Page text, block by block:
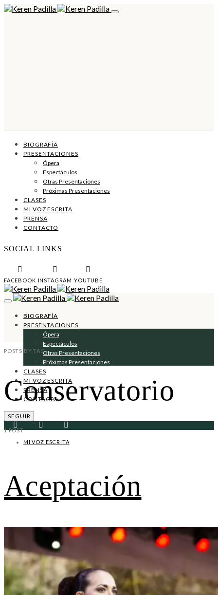
BIOGRAFÍA
PRESENTACIONES
Ópera
Espectáculos
Otras Presentaciones
Próximas Presentaciones
CLASES
MI VOZ ESCRITA
PRENSA
CONTACTO
SOCIAL LINKS
FACEBOOK INSTAGRAM YOUTUBE
BIOGRAFÍA
PRESENTACIONES
Ópera
Espectáculos
Otras Presentaciones
Próximas Presentaciones
CLASES
MI VOZ ESCRITA
PRENSA
CONTACTO
SEGUIR
POSTS BY TAG
Conservatorio
1 POST
MI VOZ ESCRITA
Aceptación